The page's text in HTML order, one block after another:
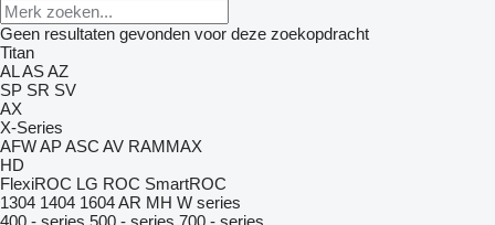
Geen resultaten gevonden voor deze zoekopdracht
Titan
ALASAZ
SP SR SV
AX
X-Series
AFWAPASC AV RAMMAX
HD
FlexiROC LG ROC SmartROC
1304 1404 1604AR MH W series
400 - series 500 - series 700 - series